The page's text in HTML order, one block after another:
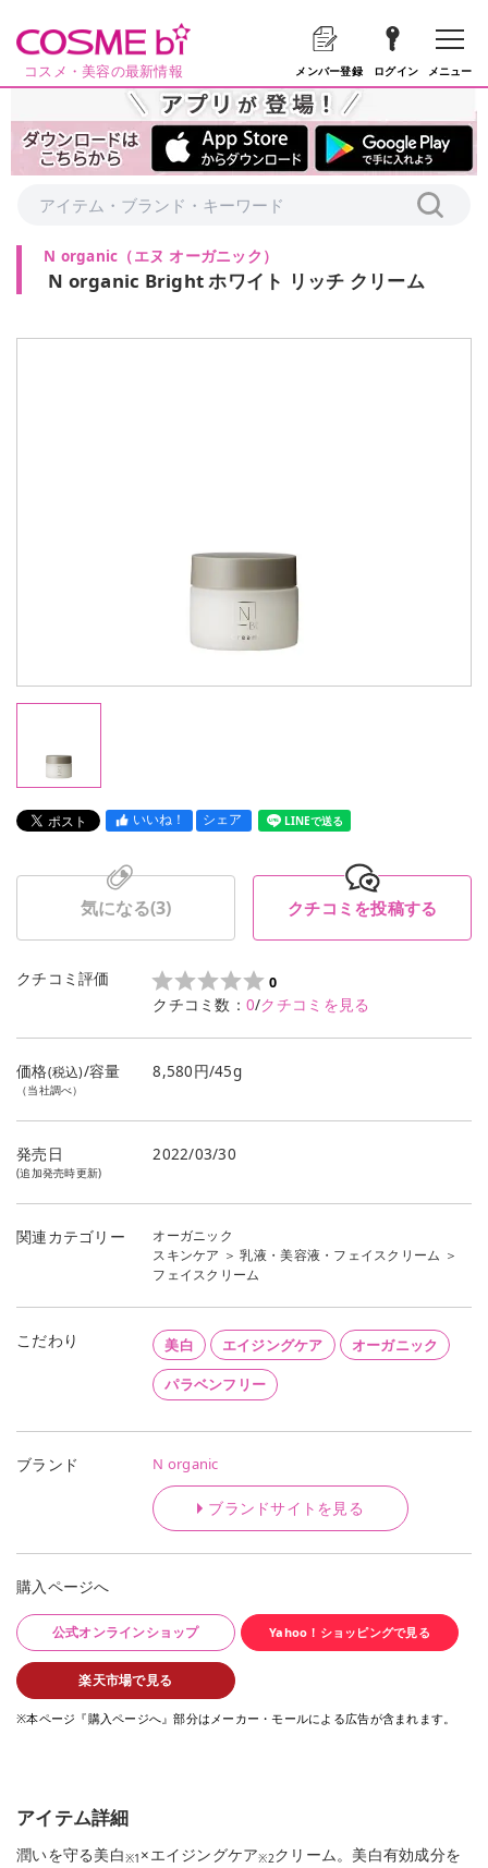
コスメ・美容の最新情報 メンバー登録 ログイン メニュー
N organic （エヌ オーガニック ）
N organic Bright ホワイト リッチ クリーム
いいね！ シェア LINEで送る
気になる(3) クチコミを投稿する
クチコミ評価 0
クチコミ数： 0/クチコミを見る
価格(税込)/容量
（当社調べ）
8,580円/45g
発売日
(追加発売時更新)
2022/03/30
関連カテゴリー
オーガニック
スキンケア ＞乳液・美容液・フェイスクリーム ＞
フェイスクリーム
こだわり 美白 エイジングケア オーガニック
パラベンフリー
ブランド N organic
ブランドサイトを見る
購入ページへ
公式オンラインショップ Yahoo！ショッピングで見る
楽天市場で見る
※本ページ『購入ページへ』部分はメーカー・モールによる広告が含まれます。
アイテム詳細
潤いを守る美白※1 ×エイジングケア※2クリーム。美白有効成分を